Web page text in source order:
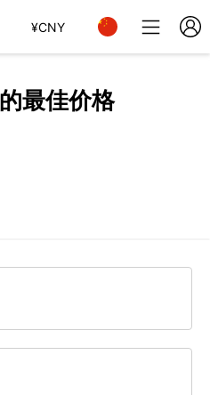
¥CNY
最佳价格